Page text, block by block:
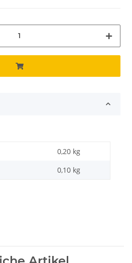
0,20 kg
0,10 kg